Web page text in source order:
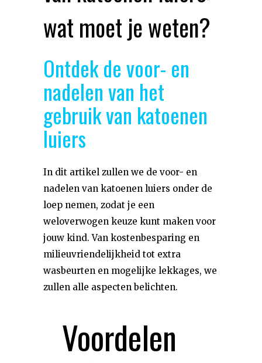
wat moet je weten?
Ontdek de voor- en
nadelen van het
gebruik van katoenen
luiers
In dit artikel zullen we de voor- en
nadelen van katoenen luiers onder de
loep nemen, zodat je een
weloverwogen keuze kunt maken voor
jouw kind. Van kostenbesparing en
milieuvriendelijkheid tot extra
wasbeurten en mogelijke lekkages, we
zullen alle aspecten belichten.
Voordelen